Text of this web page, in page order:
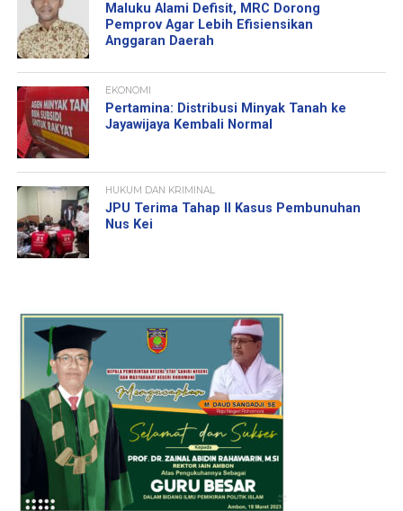
Maluku Alami Defisit, MRC Dorong
Pemprov Agar Lebih Efisiensikan
Anggaran Daerah
EKONOMI
Pertamina: Distribusi Minyak Tanah ke
Jayawijaya Kembali Normal
HUKUM DAN KRIMINAL
JPU Terima Tahap II Kasus Pembunuhan
Nus Kei